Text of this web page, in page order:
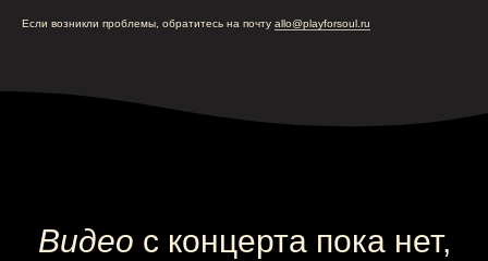
Если возникли проблемы, обратитесь на почту allo@playforsoul.ru
Видео с концерта пока нет,